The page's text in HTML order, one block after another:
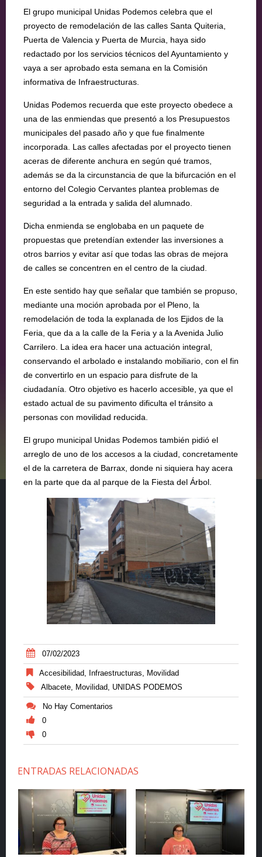
El grupo municipal Unidas Podemos celebra que el
proyecto de remodelación de las calles Santa Quiteria,
Puerta de Valencia y Puerta de Murcia, haya sido
redactado por los servicios técnicos del Ayuntamiento y
vaya a ser aprobado esta semana en la Comisión
informativa de Infraestructuras.
Unidas Podemos recuerda que este proyecto obedece a
una de las enmiendas que presentó a los Presupuestos
municipales del pasado año y que fue finalmente
incorporada. Las calles afectadas por el proyecto tienen
aceras de diferente anchura en según qué tramos,
además se da la circunstancia de que la bifurcación en el
entorno del Colegio Cervantes plantea problemas de
seguridad a la entrada y salida del alumnado.
Dicha enmienda se englobaba en un paquete de
propuestas que pretendían extender las inversiones a
otros barrios y evitar así que todas las obras de mejora
de calles se concentren en el centro de la ciudad.
En este sentido hay que señalar que también se propuso,
mediante una moción aprobada por el Pleno, la
remodelación de toda la explanada de los Ejidos de la
Feria, que da a la calle de la Feria y a la Avenida Julio
Carrilero. La idea era hacer una actuación integral,
conservando el arbolado e instalando mobiliario, con el fin
de convertirlo en un espacio para disfrute de la
ciudadanía. Otro objetivo es hacerlo accesible, ya que el
estado actual de su pavimento dificulta el tránsito a
personas con movilidad reducida.
El grupo municipal Unidas Podemos también pidió el
arreglo de uno de los accesos a la ciudad, concretamente
el de la carretera de Barrax, donde ni siquiera hay acera
en la parte que da al parque de la Fiesta del Árbol.
07/02/2023
Accesibilidad Infraestructuras
Movilidad
Albacete Movilidad UNIDAS PODEMOS
No Hay Comentarios
0
0
ENTRADAS RELACIONADAS